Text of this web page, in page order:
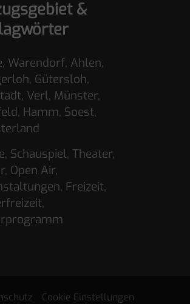
&
Warendorf, Ahlen,
Gütersloh,
Verl, Münster,
Hamm, Soest,
Schauspiel, Theater,
Open Air,
Freizeit,
Cookie Einstellungen